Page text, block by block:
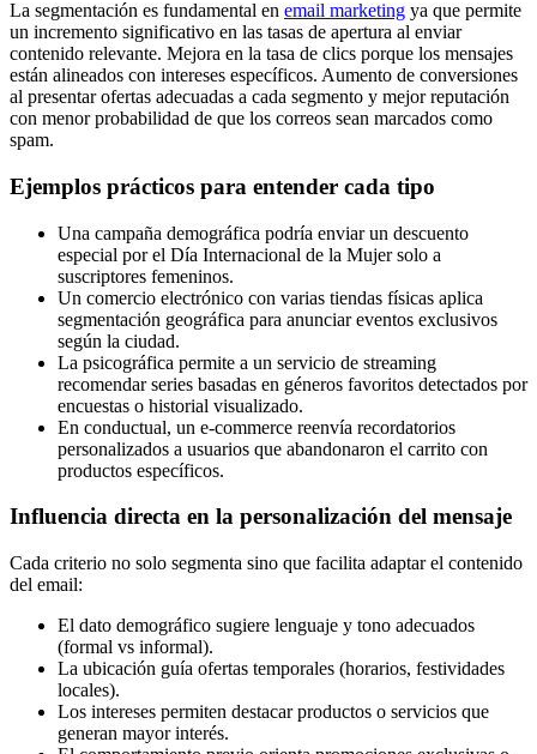
La segmentación es fundamental en email marketing ya que permite
un incremento significativo en las tasas de apertura al enviar
contenido relevante. Mejora en la tasa de clics porque los mensajes
están alineados con intereses específicos. Aumento de conversiones
al presentar ofertas adecuadas a cada segmento y mejor reputación
con menor probabilidad de que los correos sean marcados como
spam.
Ejemplos prácticos para entender cada tipo
Una campaña demográfica podría enviar un descuento
especial por el Día Internacional de la Mujer solo a
suscriptores femeninos.
Un comercio electrónico con varias tiendas físicas aplica
segmentación geográfica para anunciar eventos exclusivos
según la ciudad.
La psicográfica permite a un servicio de streaming
recomendar series basadas en géneros favoritos detectados por
encuestas o historial visualizado.
En conductual, un e-commerce reenvía recordatorios
personalizados a usuarios que abandonaron el carrito con
productos específicos.
Influencia directa en la personalización del mensaje
Cada criterio no solo segmenta sino que facilita adaptar el contenido
del email:
El dato demográfico sugiere lenguaje y tono adecuados
(formal vs informal).
La ubicación guía ofertas temporales (horarios, festividades
locales).
Los intereses permiten destacar productos o servicios que
generan mayor interés.